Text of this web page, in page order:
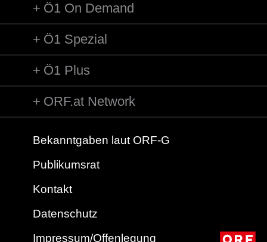
Ö1 On Demand
Ö1 Spezial
Ö1 Plus
ORF.at Network
Bekanntgaben laut ORF-G
Publikumsrat
Kontakt
Datenschutz
Impressum/Offenlegung